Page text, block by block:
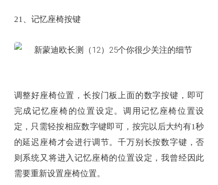
21、记忆座椅按键
调整好座椅位置，长按门板上面的数字按键，即可
完成记忆座椅的位置设定。调用记忆座椅位置设
定，只需轻按相应数字键即可，按完以后大约有1秒
的延迟座椅才会进行调节。千万别长按数字键，否
则系统又将进入记忆座椅的位置设定，我曾经因此
需要重新设置座椅位置。